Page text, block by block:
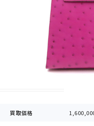
買取価格